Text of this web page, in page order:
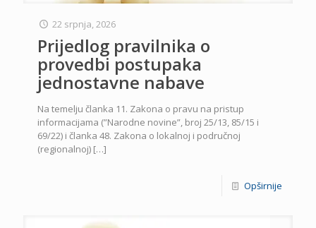
22 srpnja, 2026
Prijedlog pravilnika o
provedbi postupaka
jednostavne nabave
Na temelju članka 11. Zakona o pravu na pristup
informacijama (”Narodne novine”, broj 25/13, 85/15 i
69/22) i članka 48. Zakona o lokalnoj i područnoj
(regionalnoj) […]
Opširnije